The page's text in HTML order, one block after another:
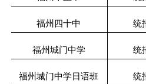
福州四十中 统
福州城门中学 统
福州城门中学日语班 统